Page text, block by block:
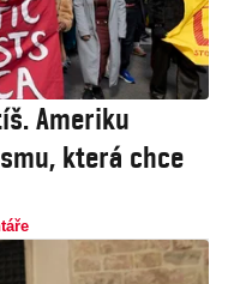
Ameriku
která chce